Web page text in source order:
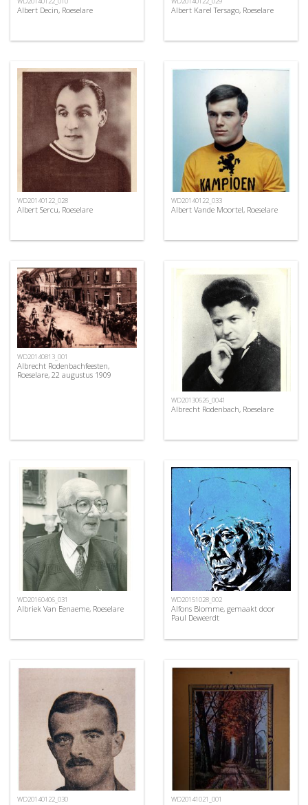
Albert Decin, Roeselare Albert Karel Tersago, Roeselare
WD20140122_028
Albert Sercu, Roeselare
WD20140122_033
Albert Vande Moortel, Roeselare
WD20140813_001
Albrecht Rodenbachfeesten,
Roeselare, 22 augustus 1909
WD20130626_0041
Albrecht Rodenbach, Roeselare
WD20160406_031
Albriek Van Eenaeme, Roeselare
WD20151028_002
Alfons Blomme, gemaakt door
Paul Deweerdt
WD20140122_030 WD20141021_001